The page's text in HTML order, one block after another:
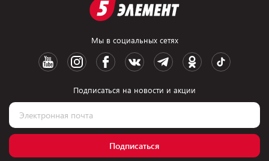
Мы в социальных сетях
Подписаться на новости и акции
Подписаться